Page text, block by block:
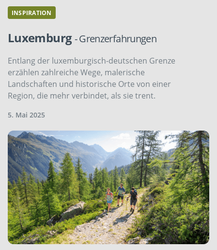
INSPIRATION
Luxemburg- Grenzerfahrungen
Entlang der luxemburgisch-deutschen Grenze
erzählen zahlreiche Wege, malerische
Landschaften und historische Orte von einer
Region, die mehr verbindet, als sie trent.
5. Mai 2025